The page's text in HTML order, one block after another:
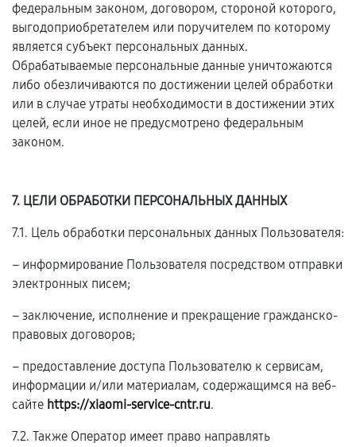
федеральным законом, договором, стороной которого,
выгодоприобретателем или поручителем по которому
является субъект персональных данных.
Обрабатываемые персональные данные уничтожаются
либо обезличиваются по достижении целей обработки
или в случае утраты необходимости в достижении этих
целей, если иное не предусмотрено федеральным
законом.
7. ЦЕЛИ ОБРАБОТКИ ПЕРСОНАЛЬНЫХ ДАННЫХ
7.1. Цель обработки персональных данных Пользователя:
– информирование Пользователя посредством отправки
электронных писем;
– заключение, исполнение и прекращение гражданско-
правовых договоров;
– предоставление доступа Пользователю к сервисам,
информации и/или материалам, содержащимся на веб-
сайте https://xiaomi-service-cntr.ru.
7.2. Также Оператор имеет право направлять